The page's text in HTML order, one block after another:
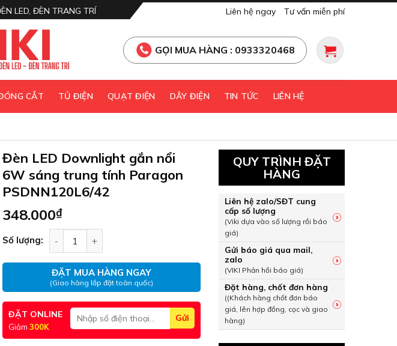
LED, ĐÈN TRANG TRÍ Liên hệ ngay Tư vấn miễn phí
GỌI MUA HÀNG : 0933320468
CẮT TỦ ĐIỆN QUẠT ĐIỆN DÂY ĐIỆN TIN TỨC LIÊN HỆ
Đèn LED Downlight gắn nổi
6W sáng trung tính Paragon
PSDNN120L6/42
348.000₫
Số lượng: Đèn LED Downlight gắn nổi 6W sáng trung tính Paragon PSDNN120L6/42 số
ĐẶT MUA HÀNG NGAY
(Giao hàng lắp đặt toàn quốc)
ĐẶT ONLINE
Giảm 300K
QUY TRÌNH ĐẶT
HÀNG
Liên hệ zalo/SĐT cung
cấp số lượng
(Viki dựa vào số lượng rồi báo
giá)
Gửi báo giá qua mail,
zalo
(VIKI Phản hồi báo giá)
Đặt hàng, chốt đơn hàng
((Khách hàng chốt đơn báo
giá, lên hợp đồng, cọc và giao
hàng)